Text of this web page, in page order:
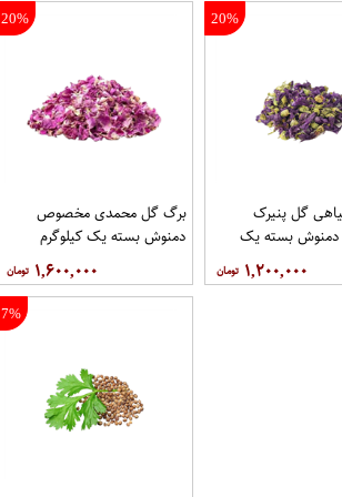
20%
گل پنیرک
بسته یک
۱,۲۰۰,۰۰۰
20%
برگ گل محمدی مخصوص
دمنوش بسته یک کیلوگرم
۱,۶۰۰,۰۰۰
7%